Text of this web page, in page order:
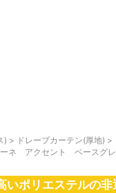
) > ドレープカーテン(厚地) >
ネ アクセント ベースグレ
いポリエステルの